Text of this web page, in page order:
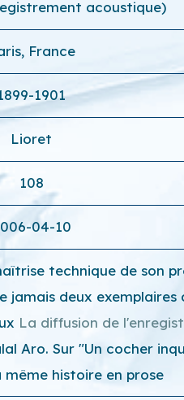
acoustique)
France
1901
Lioret
108
04-10
technique de son
deux
La diffusion de
Aro. Sur "Un cocher
même histoire en prose